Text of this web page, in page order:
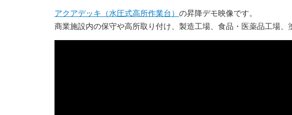
アクアデッキ（水圧式高所作業台） の昇降デモ映像です。
商業施設内の保守や高所取り付け、製造工場、食品・医薬品工場